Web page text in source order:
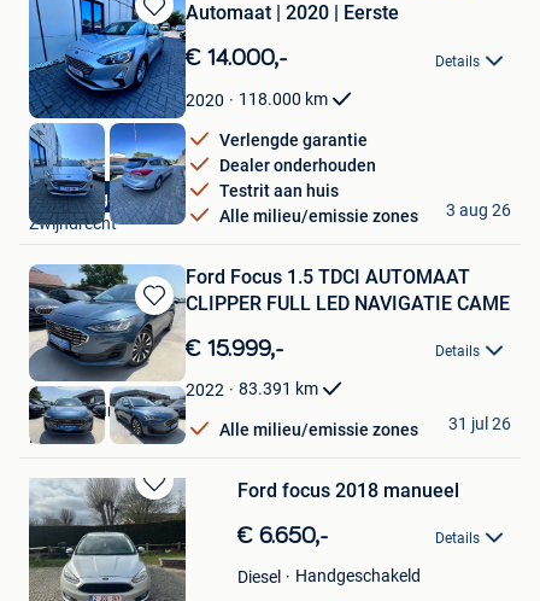
Bewaren
in
Mijn
Favorieten
1 jaar garantie
Automaat | 2020 | Eerste
€ 14.000,- Details
2020 118.000 km
Verlengde garantie
Dealer onderhouden
Testrit aan huis
Alle milieu/emissie zones
Shahan Auto
Zwijndrecht
3 aug 26
Bewaren
in
Mijn
Favorieten
Ford Focus 1.5 TDCI AUTOMAAT
CLIPPER FULL LED NAVIGATIE CAME
€ 15.999,- Details
2022 83.391 km
Alle milieu/emissie zones
KGT Trading BV
Ninove
31 jul 26
Bewaren
in
Mijn
Favorieten
Ford focus 2018 manueel
€ 6.650,- Details
Diesel
Handgeschakeld